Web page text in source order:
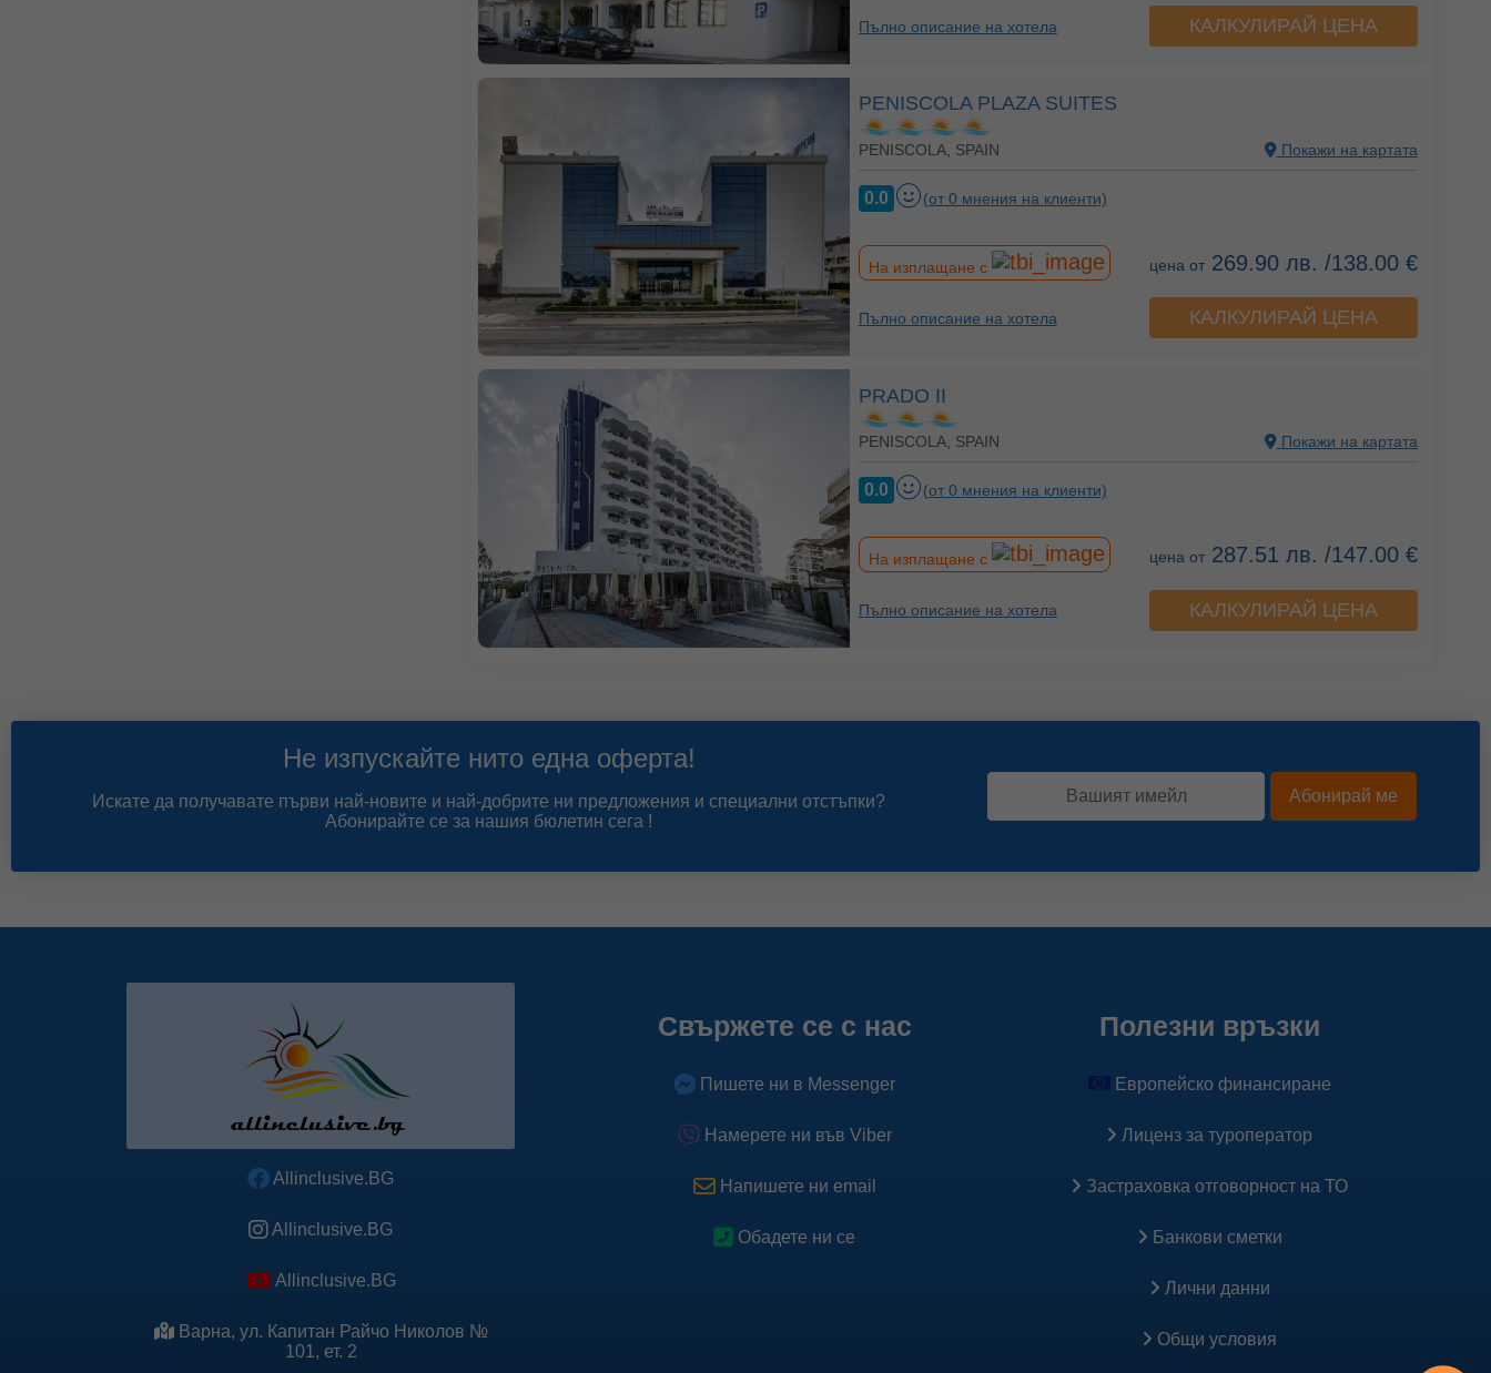
Пълно описание на хотела КАЛКУЛИРАЙ ЦЕНА
PENISCOLA PLAZA SUITES
PENISCOLA, SPAIN Покажи на картата
0.0 (от 0 мнения на клиенти)
цена от269.90 лв. /138.00 €
На изплащане с
Пълно описание на хотела КАЛКУЛИРАЙ ЦЕНА
PRADO II
PENISCOLA, SPAIN Покажи на картата
0.0 (от 0 мнения на клиенти)
цена от287.51 лв. /147.00 €
На изплащане с
Пълно описание на хотела КАЛКУЛИРАЙ ЦЕНА
Не изпускайте нито една оферта!
Искате да получавате първи най-новите и най-добрите ни предложения и специални отстъпки?
Абонирайте се за нашия бюлетин сега !
Абонирай ме
Allinclusive.BG
Allinclusive.BG
Allinclusive.BG
Варна, ул. Капитан Райчо Николов №
101, ет. 2
Свържете се с нас
Пишете ни в Messenger
Намерете ни във Viber
Напишете ни email
Обадете ни се
Полезни връзки
Европейско финансиране
Лиценз за туроператор
Застраховка oтговорност на ТО
Банкови сметки
Лични данни
Общи условия